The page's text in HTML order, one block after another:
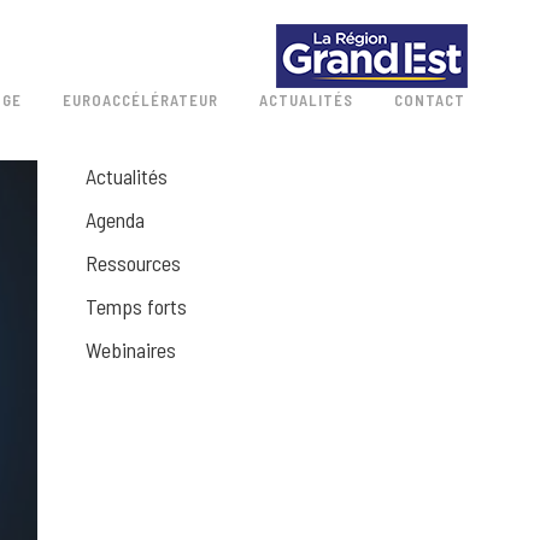
EUROACCÉLÉRATEUR ACTUALITÉS CONTACT
Actualités
Agenda
Ressources
Temps forts
Webinaires